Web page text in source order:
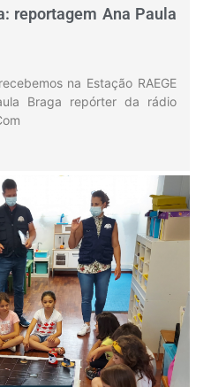
reportagem Ana Paula
na Estação RAEGE
Braga repórter da rádio